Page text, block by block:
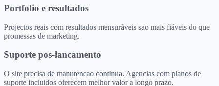
Portfolio e resultados
Projectos reais com resultados mensuráveis sao mais fiáveis do que
promessas de marketing.
Suporte pos-lancamento
O site precisa de manutencao continua. Agencias com planos de
suporte incluidos oferecem melhor valor a longo prazo.